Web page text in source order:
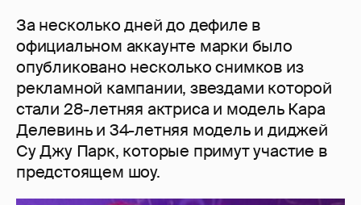
За несколько дней до дефиле в
официальном аккаунте марки было
опубликовано несколько снимков из
рекламной кампании, звездами которой
стали 28-летняя актриса и модель Кара
Делевинь и 34-летняя модель и диджей
Су Джу Парк, которые примут участие в
предстоящем шоу.